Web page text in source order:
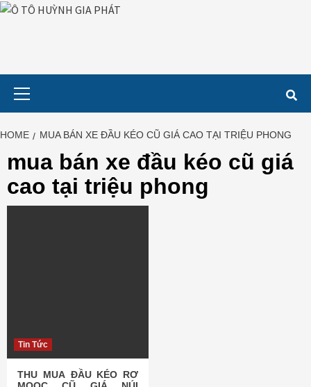
HOME MUA BÁN XE ĐẦU KÉO CŨ GIÁ CAO TẠI TRIỆU PHONG
mua bán xe đầu kéo cũ giá
cao tại triệu phong
Tin Tức
THU MUA ĐẦU KÉO RƠ